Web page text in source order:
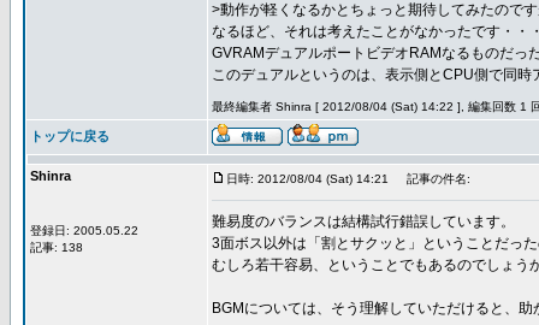
>動作が軽くなるかとちょっと期待してみたので
なるほど、それは考えたことがなかったです・・
GVRAMデュアルポートビデオRAMなるものだっ
このデュアルというのは、表示側とCPU側で同
最終編集者 Shinra [ 2012/08/04 (Sat) 14:22 ], 編集回数 1
トップに戻る
Shinra
登録日: 2005.05.22
記事: 138
日時: 2012/08/04 (Sat) 14:21 記事の件名:
難易度のバランスは結構試行錯誤しています。
3面ボス以外は「割とサクッと」ということだっ
むしろ若干容易、ということでもあるのでしょう
BGMについては、そう理解していただけると、助